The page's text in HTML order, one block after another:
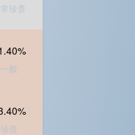
珍贵
一般
珍贵